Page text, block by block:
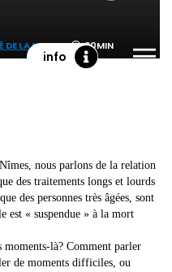
info
DE LA MORT 30MIN
nous parlons de la relation
des traitements longs et lourds
des personnes très âgées, sont
est « suspendue » à la mort
moments-là? Comment parler
de moments difficiles, ou